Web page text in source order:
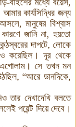
বাইশের মধ্যে বয়েস,
আমার কার্যসিদ্ধির জন্য
, মানুষের বিশ্বাস
জানি না,হয়তো
দাপটে, লোকে
করেছিল ।
দূর থেকে
। সে তখন মন
, “আরে ডানদিকে,
তার দেখাদেখি বলতে
পয়েন্ট দিয়ে দেবে ।